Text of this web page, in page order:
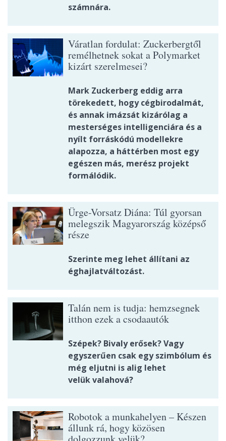
számnára.
Váratlan fordulat: Zuckerbergtől
remélhetnek sokat a Polymarket
kizárt szerelmesei?
Mark Zuckerberg eddig arra
törekedett, hogy cégbirodalmát,
és annak imázsát kizárólag a
mesterséges intelligenciára és a
nyílt forráskódú modellekre
alapozza, a háttérben most egy
egészen más, merész projekt
formálódik.
Ürge-Vorsatz Diána: Túl gyorsan
melegszik Magyarország középső
része
Szerinte meg lehet állítani az
éghajlatváltozást.
Talán nem is tudja: hemzsegnek
itthon ezek a csodaautók
Szépek? Bivaly erősek? Vagy
egyszerűen csak egy szimbólum és
még eljutni is alig lehet
velük valahová?
Robotok a munkahelyen – Készen
állunk rá, hogy közösen